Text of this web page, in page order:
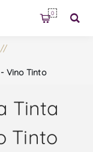
0
/
Vino Tinto
Tinta
Tinto